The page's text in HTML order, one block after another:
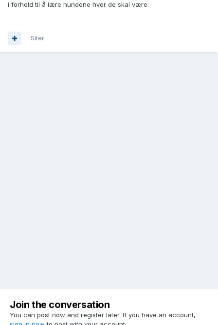
i forhold til å lære hundene hvor de skal være.
Siter
Join the conversation
You can post now and register later. If you have an account,